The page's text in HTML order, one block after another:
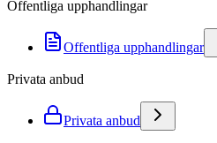
Offentliga upphandlingar
Offentliga upphandlingar
Privata anbud
Privata anbud